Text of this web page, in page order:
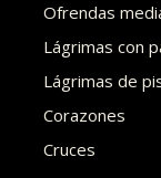
Ofrendas
Lágrimas con
Lágrimas de
Corazones
Cruces